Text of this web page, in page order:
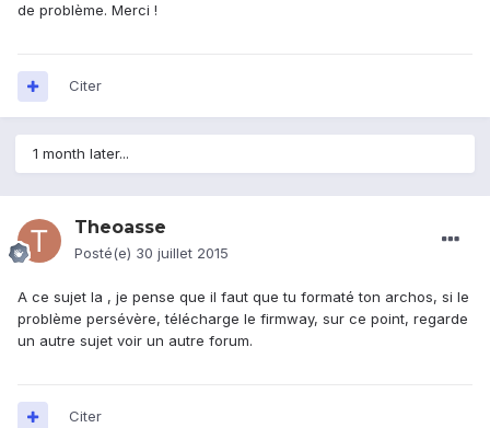
de problème. Merci !
Citer
1 month later...
Theoasse
Posté(e) 30 juillet 2015
A ce sujet la , je pense que il faut que tu formaté ton archos, si le
problème persévère, télécharge le firmway, sur ce point, regarde
un autre sujet voir un autre forum.
Citer